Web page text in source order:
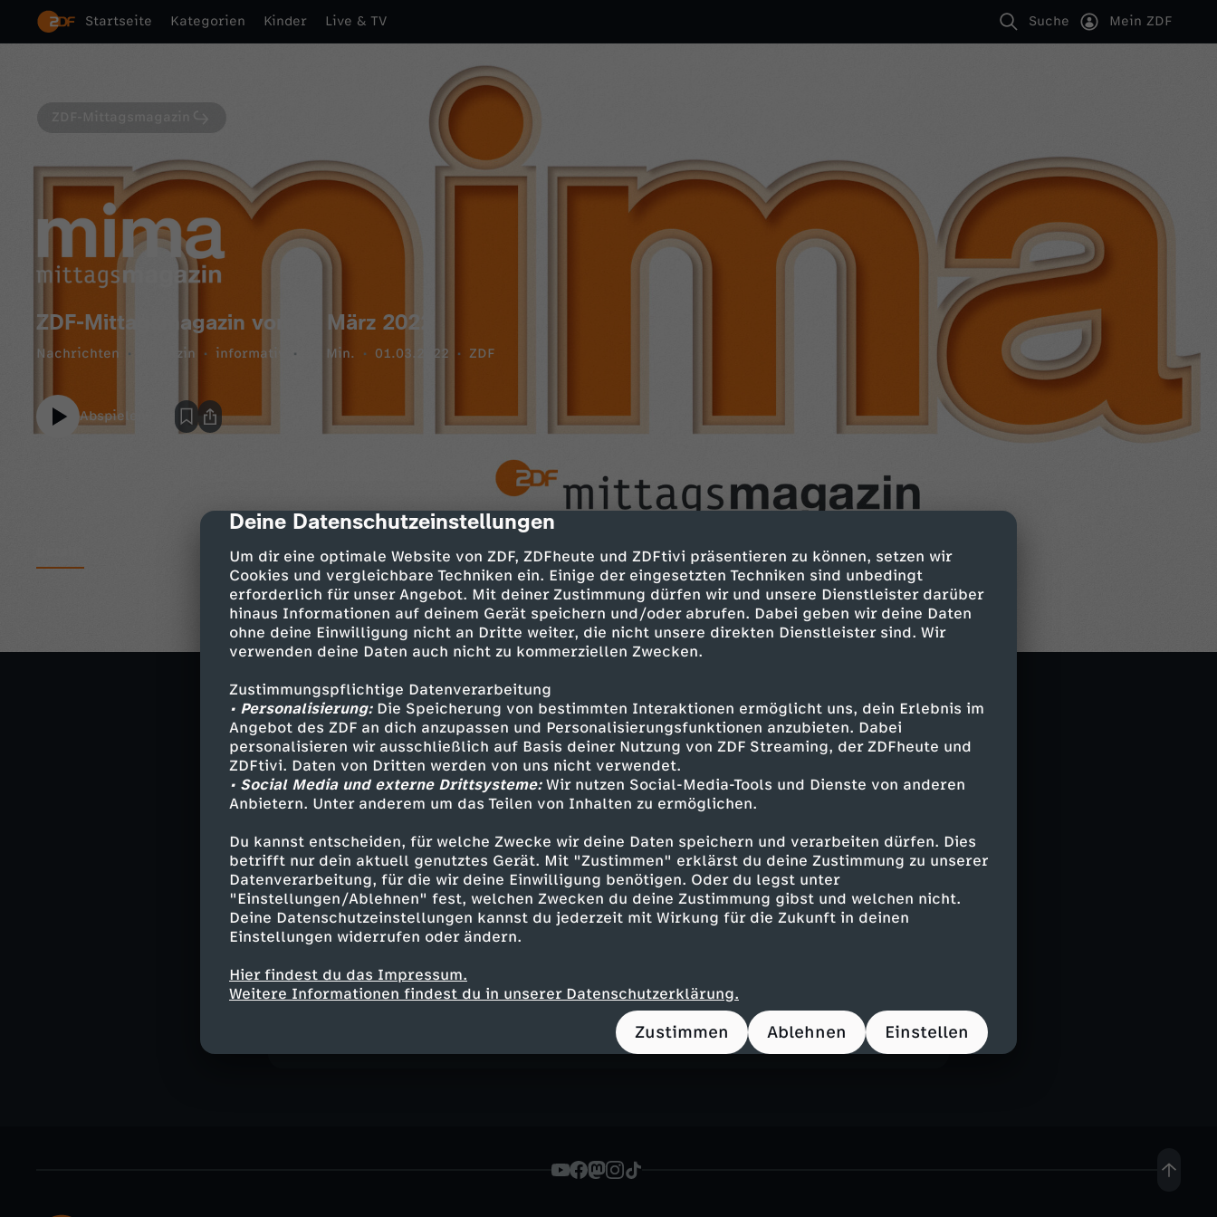
cmp-dialog-description
Deine Datenschutzeinstellungen
Um dir eine optimale Website von ZDF, ZDFheute und ZDFtivi präsentieren zu können, setzen wir
Cookies und vergleichbare Techniken ein. Einige der eingesetzten Techniken sind unbedingt
erforderlich für unser Angebot. Mit deiner Zustimmung dürfen wir und unsere Dienstleister darüber
hinaus Informationen auf deinem Gerät speichern und/oder abrufen. Dabei geben wir deine Daten
ohne deine Einwilligung nicht an Dritte weiter, die nicht unsere direkten Dienstleister sind. Wir
verwenden deine Daten auch nicht zu kommerziellen Zwecken.
Zustimmungspflichtige Datenverarbeitung
• Personalisierung:Die Speicherung von bestimmten Interaktionen ermöglicht uns, dein Erlebnis im
Angebot des ZDF an dich anzupassen und Personalisierungsfunktionen anzubieten. Dabei
personalisieren wir ausschließlich auf Basis deiner Nutzung von ZDF Streaming, der ZDFheute und
ZDFtivi. Daten von Dritten werden von uns nicht verwendet.
• Social Media und externe Drittsysteme:Wir nutzen Social-Media-Tools und Dienste von anderen
Anbietern. Unter anderem um das Teilen von Inhalten zu ermöglichen.
Du kannst entscheiden, für welche Zwecke wir deine Daten speichern und verarbeiten dürfen. Dies
betrifft nur dein aktuell genutztes Gerät. Mit "Zustimmen" erklärst du deine Zustimmung zu unserer
Datenverarbeitung, für die wir deine Einwilligung benötigen. Oder du legst unter
"Einstellungen/Ablehnen" fest, welchen Zwecken du deine Zustimmung gibst und welchen nicht.
Deine Datenschutzeinstellungen kannst du jederzeit mit Wirkung für die Zukunft in deinen
Einstellungen widerrufen oder ändern.
Hier findest du das Impressum.
Weitere Informationen findest du in unserer Datenschutzerklärung.
Zustimmen Ablehnen Einstellen
Startseite Kategorien Kinder Live & TV Suche Mein ZDF
ZDF-Mittagsmagazin vom 1. März 2022
Nachrichten Magazin informativ 55 Min. 01.03.2022 ZDF
Abspielen
Krieg in der Ukraine
Die aktuelle Lage
Wo Ukrainer eine Bleibe finden
Gestrandet in Berlin
EU-Parlament zu Ukraine
Sondersitzung zur russischen Invasion
Hilfsaktion für Ukrainer
Wie sich Unternehmen engagieren
Moderation:
Daniel Pontzen
Ähnliche Inhalte entdecken
ZDF-Mittagsmagazin